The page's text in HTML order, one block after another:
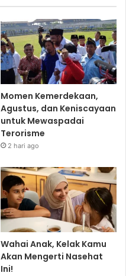
Momen Kemerdekaan,
Agustus, dan Keniscayaan
untuk Mewaspadai
Terorisme
2 hari ago
Wahai Anak, Kelak Kamu
Akan Mengerti Nasehat
Ini!